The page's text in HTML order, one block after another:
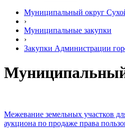
Муниципальный округ
›
Муниципальные закупки
›
Закупки Администрации
Муниципальный
Межевание земельных участков
аукциона по продаже права